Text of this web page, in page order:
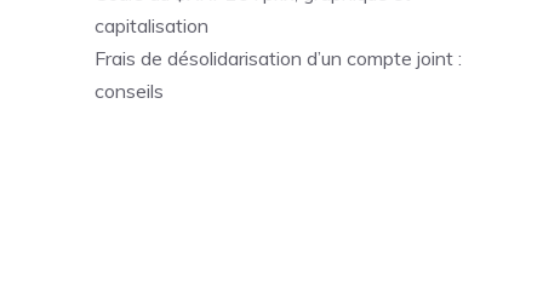
capitalisation
Frais de désolidarisation d’un compte joint :
conseils